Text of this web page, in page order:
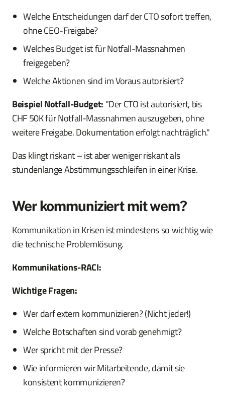
Welche Entscheidungen darf der CTO sofort treffen,
ohne CEO-Freigabe?
Welches Budget ist für Notfall-Massnahmen
freigegeben?
Welche Aktionen sind im Voraus autorisiert?
Beispiel Notfall-Budget: "Der CTO ist autorisiert, bis
CHF 50K für Notfall-Massnahmen auszugeben, ohne
weitere Freigabe. Dokumentation erfolgt nachträglich."
Das klingt riskant – ist aber weniger riskant als
stundenlange Abstimmungsschleifen in einer Krise.
Wer kommuniziert mit wem?
Kommunikation in Krisen ist mindestens so wichtig wie
die technische Problemlösung.
Kommunikations-RACI:
Wichtige Fragen:
Wer darf extern kommunizieren? (Nicht jeder!)
Welche Botschaften sind vorab genehmigt?
Wer spricht mit der Presse?
Wie informieren wir Mitarbeitende, damit sie
konsistent kommunizieren?